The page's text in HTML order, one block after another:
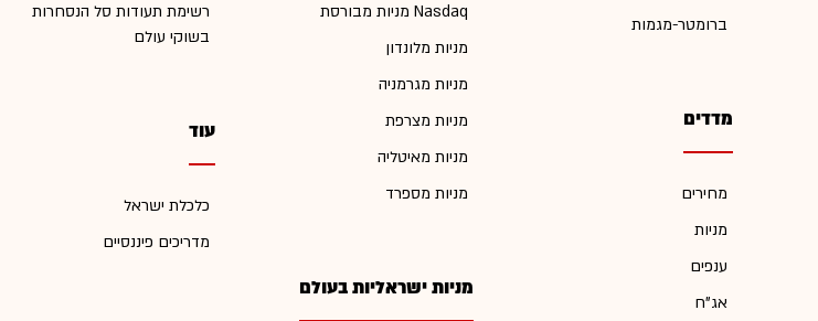
ברומטר-מגמות
מדדים
מחירים
מניות
ענפים
אג"ח
מניות מבורסת Nasdaq
מניות מלונדון
מניות מגרמניה
מניות מצרפת
מניות מאיטליה
מניות מספרד
מניות ישראליות בעולם
רשימת תעודות סל הנסחרות
בשוקי עולם
עוד
כלכלת ישראל
מדריכים פיננסיים